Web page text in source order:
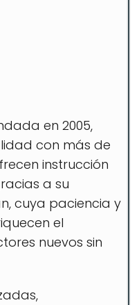
en 2005,
con más de
instrucción
a su
cuya paciencia y
el
nuevos sin